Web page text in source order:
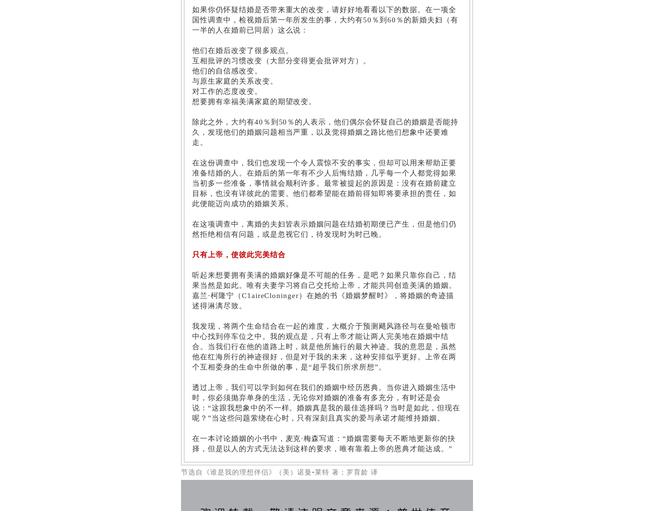
如果你仍怀疑结婚是否带来重大的改变，请好好地看看以下的数据。在一项全
国性调查中，检视婚后第一年所发生的事，大约有50 ％到 60 ％的新婚夫妇（有
一半的人在婚前已同居）这么说：
他们在婚后改变了很多观点。
互相批评的习惯改变（大部分变得更会批评对方）。
他们的自信感改变。
与原生家庭的关系改变。
对工作的态度改变。
想要拥有幸福美满家庭的期望改变。
除此之外，大约有40 ％到 50 ％的人表示，他们偶尔会怀疑自己的婚姻是否能持
久，发现他们的婚姻问题相当严重，以及觉得婚姻之路比他们想象中还要难
走。
在这份调查中，我们也发现一个令人震惊不安的事实，但却可以用来帮助正要
准备结婚的人。在婚后的第一年有不少人后悔结婚，几乎每一个人都觉得如果
当初多一些准备，事情就会顺利许多。最常被提起的原因是：没有在婚前建立
目标，也没有详彼此的需要。他们都希望能在婚前得知即将要承担的责任，如
此便能迈向成功的婚姻关系。
在这项调查中，离婚的夫妇皆表示婚姻问题在结婚初期便已产生，但是他们仍
然拒绝相信有问题，或是忽视它们，待发现时为时已晚。
只有上帝，使彼此完美结合
听起来想要拥有美满的婚姻好像是不可能的任务，是吧？如果只靠你自己，结
果当然是如此。唯有夫妻学习将自己交托给上帝，才能共同创造美满的婚姻。
嘉兰·柯隆宁（C1aireCloninger）在她的书《婚姻梦醒时》，将婚姻的奇迹描
述得淋漓尽致。
我发现，将两个生命结合在一起的难度，大概介于预测飓风路径与在曼哈顿市
中心找到停车位之中。我的观点是，只有上帝才能让两人完美地在婚姻中结
合。当我们行在他的道路上时，就是他所施行的最大神迹。我的意思是，虽然
他在红海所行的神迹很好，但是对于我的未来，这种安排似乎更好。上帝在两
个互相委身的生命中所做的事，是“超乎我们所求所想”。
透过上帝，我们可以学到如何在我们的婚姻中经历恩典。当你进入婚姻生活中
时，你必须抛弃单身的生活，无论你对婚姻的准备有多充分，有时还是会
说：“这跟我想象中的不一样。婚姻真是我的最佳选择吗？当时是如此，但现在
呢？”当这些问题萦绕在心时，只有深刻且真实的爱与承诺才能维持婚姻。
在一本讨论婚姻的小书中，麦克·梅森写道：“婚姻需要每天不断地更新你的抉
择，但是以人的方式无法达到这样的要求，唯有靠着上帝的恩典才能达成。”
节选自《谁是我的理想伴侣》（美）诺曼•莱特 著；罗育龄 译